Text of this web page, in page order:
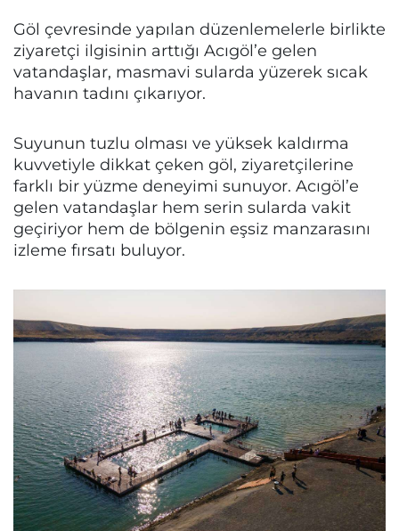
Göl çevresinde yapılan düzenlemelerle birlikte
ziyaretçi ilgisinin arttığı Acıgöl’e gelen
vatandaşlar, masmavi sularda yüzerek sıcak
havanın tadını çıkarıyor.
Suyunun tuzlu olması ve yüksek kaldırma
kuvvetiyle dikkat çeken göl, ziyaretçilerine
farklı bir yüzme deneyimi sunuyor. Acıgöl’e
gelen vatandaşlar hem serin sularda vakit
geçiriyor hem de bölgenin eşsiz manzarasını
izleme fırsatı buluyor.